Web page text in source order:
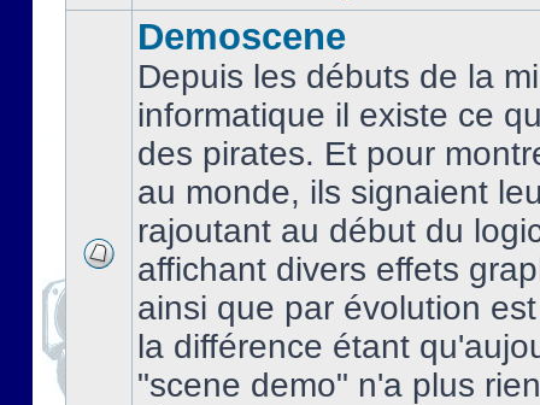
Demoscene
Depuis les débuts de la
informatique il existe ce
des pirates. Et pour
au monde, ils signaient
rajoutant au début du
affichant divers effets
ainsi que par évolution
la différence étant
"scene demo" n'a plus